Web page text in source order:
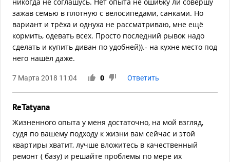
зажав семью в плотную с велосипедами, санками. Но
вариант и трёха и однуха не рассматриваю, мне ещё
кормить, одевать всех. Просто последний рывок надо
сделать и купить диван по удобней)).- на кухне место под
него нашёл даже.
7 Марта 2018 11:04 0 Ответить
ReTatyana
Жизненного опыта у меня достаточно, на мой взгляд,
судя по вашему подходу к жизни вам сейчас и этой
квартиры хватит, лучше вложитесь в качественный
ремонт ( базу) и решайте проблемы по мере их